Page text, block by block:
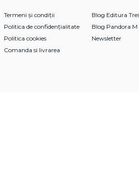
Termeni și condiții
Politica de confidențialitate
Politica cookies
Comanda si livrarea
Blog Editura Trei
Blog Pandora M
Newsletter